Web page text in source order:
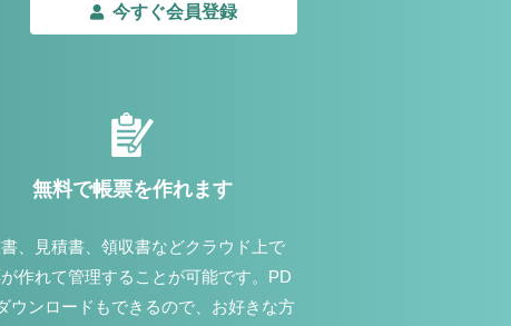
今すぐ会員登録
無料で帳票を作れます
、見積書、領収書などクラウド上で
作れて管理することが可能です。PD
ウンロードもできるので、お好きな方